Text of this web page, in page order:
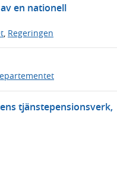
en nationell
Regeringen
tjänstepensionsverk,